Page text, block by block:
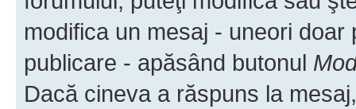
modifica un mesaj - uneori
publicare - apăsând butonul
Dacă cineva a răspuns la